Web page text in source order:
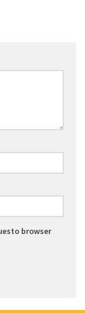
browser